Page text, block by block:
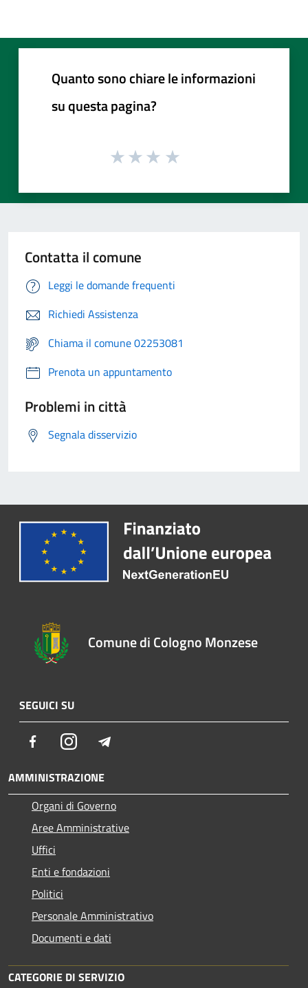
Quanto sono chiare le informazioni
su questa pagina?
Contatta il comune
Leggi le domande frequenti
Richiedi Assistenza
Chiama il comune 02253081
Prenota un appuntamento
Problemi in città
Segnala disservizio
Comune di Cologno Monzese
SEGUICI SU
FacebookInstagram
AMMINISTRAZIONE
Organi di Governo
Aree Amministrative
Uffici
Enti e fondazioni
Politici
Personale Amministrativo
Documenti e dati
CATEGORIE DI SERVIZIO